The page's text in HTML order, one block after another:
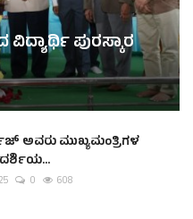
ಪುರಸ್ಕಾರ
ಅವರು ಮುಖ್ಯಮಂತ್ರಿಗಳ
0 608